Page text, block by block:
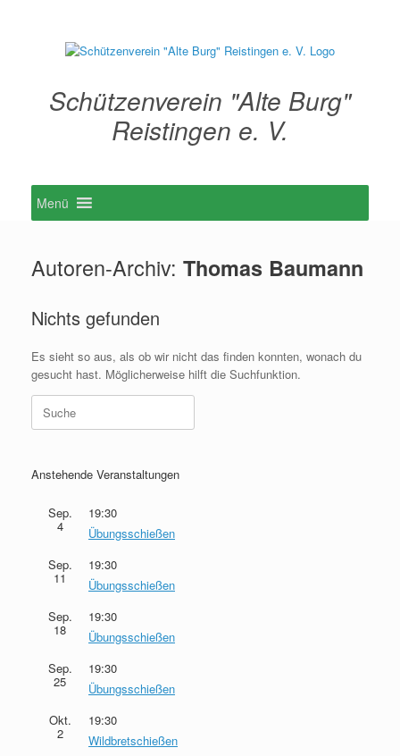
Schützenverein "Alte Burg"
Reistingen e. V.
Menü
Autoren-Archiv: Thomas Baumann
Nichts gefunden
Es sieht so aus, als ob wir nicht das finden konnten, wonach du
gesucht hast. Möglicherweise hilft die Suchfunktion.
Anstehende Veranstaltungen
Sep.
4
19:30
Übungsschießen
Sep.
11
19:30
Übungsschießen
Sep.
18
19:30
Übungsschießen
Sep.
25
19:30
Übungsschießen
Okt.
2
19:30
Wildbretschießen